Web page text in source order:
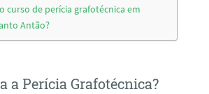
curso de perícia grafotécnica em
Antão?
a Perícia Grafotécnica?